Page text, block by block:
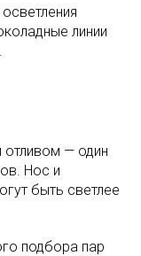
линии
отливом — один
Нос и
быть светлее
подбора пар